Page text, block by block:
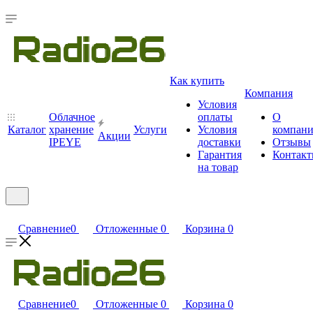
Каталог
Облачное
хранение
IPEYE
Акции
Услуги
Как купить
Условия
оплаты
Условия
доставки
Гарантия
на товар
Компания
О
Отзывы
Сравнение0 Отложенные 0 Корзина 0
Сравнение0 Отложенные 0 Корзина 0